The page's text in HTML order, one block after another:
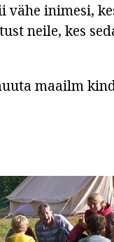
inimesi,
neile, kes
maailm